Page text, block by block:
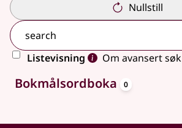
Nullstill
Listevisning
Om avansert søk
Ingen treff
Bokmålsordboka 0